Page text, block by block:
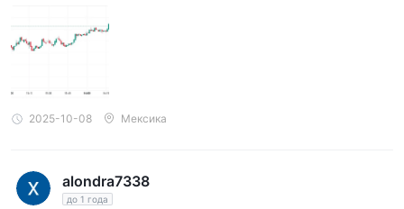
2025-10-08 Мексика
alondra7338
до 1 года